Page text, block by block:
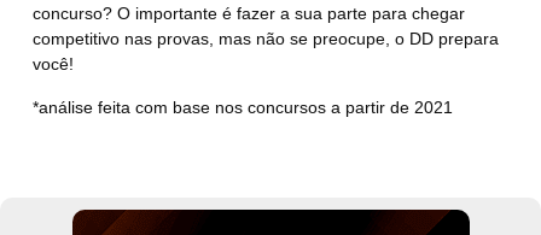
concurso? O importante é fazer a sua parte para chegar
competitivo nas provas, mas não se preocupe, o DD prepara
você!
*análise feita com base nos concursos a partir de 2021